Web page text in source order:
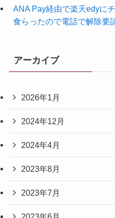
ANA Pay経由で楽天edyに
食らったので電話で解除要
アーカイブ
2026年1月
2024年12月
2024年4月
2023年8月
2023年7月